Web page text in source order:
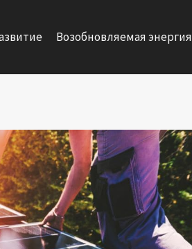
Возобновляемая энергия